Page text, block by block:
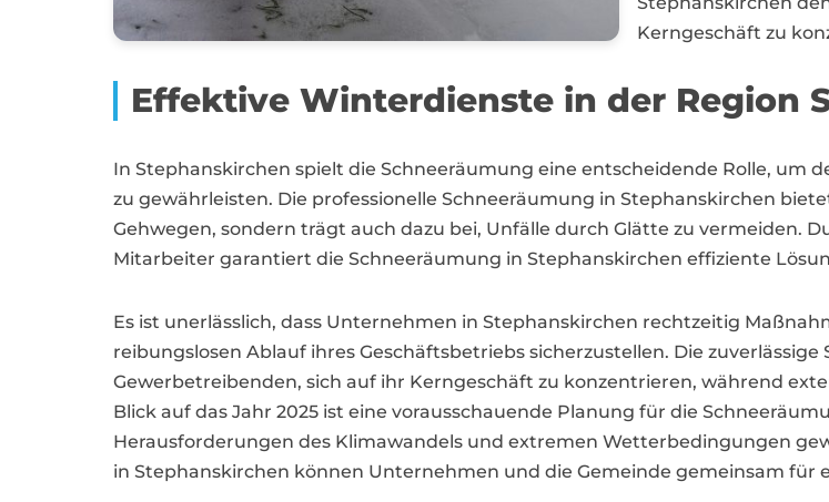
Kerngeschäft zu
Effektive Winterdienste in der Region
In Stephanskirchen spielt die Schneeräumung eine entscheidende Rolle, um
zu gewährleisten. Die professionelle Schneeräumung in Stephanskirchen
Gehwegen, sondern trägt auch dazu bei, Unfälle durch Glätte zu vermeiden.
Mitarbeiter garantiert die Schneeräumung in Stephanskirchen effiziente
Es ist unerlässlich, dass Unternehmen in Stephanskirchen rechtzeitig
reibungslosen Ablauf ihres Geschäftsbetriebs sicherzustellen. Die
Gewerbetreibenden, sich auf ihr Kerngeschäft zu konzentrieren, während
Blick auf das Jahr 2025 ist eine vorausschauende Planung für die
Herausforderungen des Klimawandels und extremen Wetterbedingungen
in Stephanskirchen können Unternehmen und die Gemeinde gemeinsam